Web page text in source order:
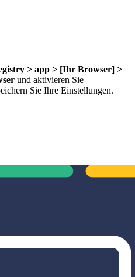
> app > [Ihr Browser] >
und aktivieren Sie
Sie Ihre Einstellungen.